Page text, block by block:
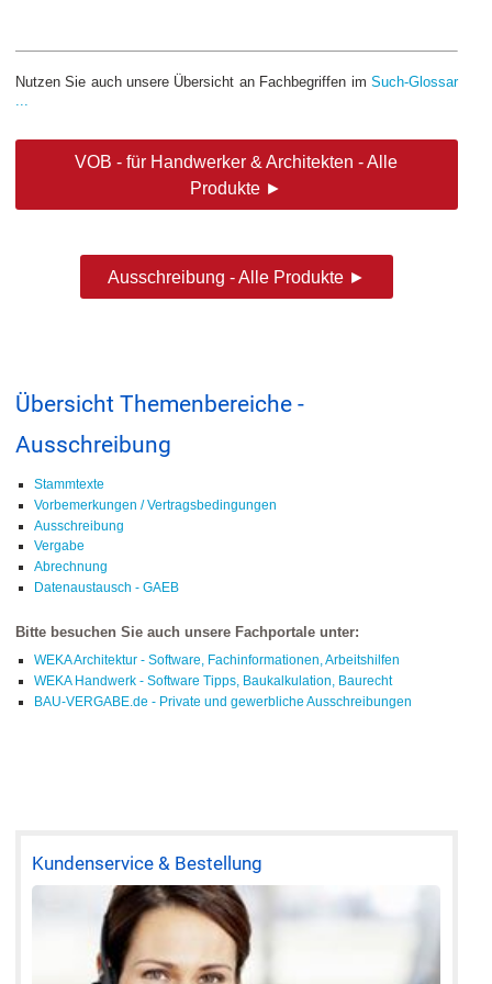
Nutzen Sie auch unsere Übersicht an Fachbegriffen im Such-Glossar
...
VOB - für Handwerker & Architekten - Alle
Produkte ►
Ausschreibung - Alle Produkte ►
Übersicht Themenbereiche -
Ausschreibung
Stammtexte
Vorbemerkungen / Vertragsbedingungen
Ausschreibung
Vergabe
Abrechnung
Datenaustausch - GAEB
Bitte besuchen Sie auch unsere Fachportale unter:
WEKA Architektur - Software, Fachinformationen, Arbeitshilfen
WEKA Handwerk - Software Tipps, Baukalkulation, Baurecht
BAU-VERGABE.de - Private und gewerbliche Ausschreibungen
Kundenservice & Bestellung